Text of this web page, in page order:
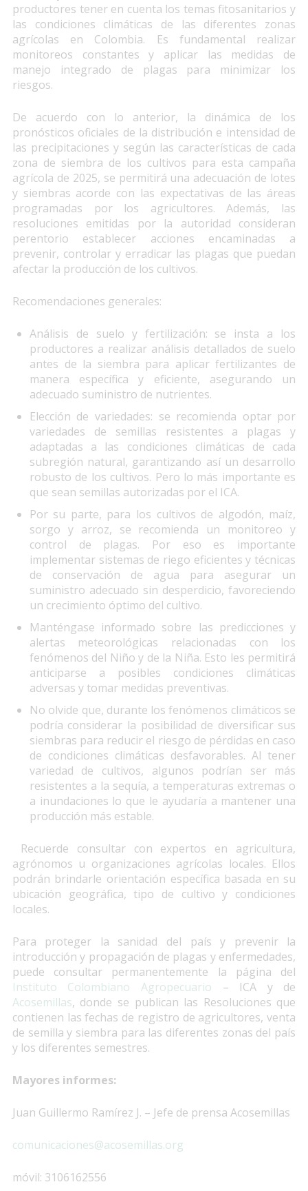
productores tener en cuenta los temas fitosanitarios y
las condiciones climáticas de las diferentes zonas
agrícolas en Colombia. Es fundamental realizar
monitoreos constantes y aplicar las medidas de
manejo integrado de plagas para minimizar los
riesgos.
De acuerdo con lo anterior, la dinámica de los
pronósticos oficiales de la distribución e intensidad de
las precipitaciones y según las características de cada
zona de siembra de los cultivos para esta campaña
agrícola de 2025, se permitirá una adecuación de lotes
y siembras acorde con las expectativas de las áreas
programadas por los agricultores. Además, las
resoluciones emitidas por la autoridad consideran
perentorio establecer acciones encaminadas a
prevenir, controlar y erradicar las plagas que puedan
afectar la producción de los cultivos.
Recomendaciones generales:
Análisis de suelo y fertilización: se insta a los
productores a realizar análisis detallados de suelo
antes de la siembra para aplicar fertilizantes de
manera específica y eficiente, asegurando un
adecuado suministro de nutrientes.
Elección de variedades: se recomienda optar por
variedades de semillas resistentes a plagas y
adaptadas a las condiciones climáticas de cada
subregión natural, garantizando así un desarrollo
robusto de los cultivos. Pero lo más importante es
que sean semillas autorizadas por el ICA.
Por su parte, para los cultivos de algodón, maíz,
sorgo y arroz, se recomienda un monitoreo y
control de plagas. Por eso es importante
implementar sistemas de riego eficientes y técnicas
de conservación de agua para asegurar un
suministro adecuado sin desperdicio, favoreciendo
un crecimiento óptimo del cultivo.
Manténgase informado sobre las predicciones y
alertas meteorológicas relacionadas con los
fenómenos del Niño y de la Niña. Esto les permitirá
anticiparse a posibles condiciones climáticas
adversas y tomar medidas preventivas.
No olvide que, durante los fenómenos climáticos se
podría considerar la posibilidad de diversificar sus
siembras para reducir el riesgo de pérdidas en caso
de condiciones climáticas desfavorables. Al tener
variedad de cultivos, algunos podrían ser más
resistentes a la sequía, a temperaturas extremas o
a inundaciones lo que le ayudaría a mantener una
producción más estable.
Recuerde consultar con expertos en agricultura,
agrónomos u organizaciones agrícolas locales. Ellos
podrán brindarle orientación específica basada en su
ubicación geográfica, tipo de cultivo y condiciones
locales.
Para proteger la sanidad del país y prevenir la
introducción y propagación de plagas y enfermedades,
puede consultar permanentemente la página del
Instituto Colombiano Agropecuario – ICA y de
Acosemillas, donde se publican las Resoluciones que
contienen las fechas de registro de agricultores, venta
de semilla y siembra para las diferentes zonas del país
y los diferentes semestres.
Mayores informes:
Juan Guillermo Ramírez J. – Jefe de prensa Acosemillas
comunicaciones@acosemillas.org
móvil: 3106162556